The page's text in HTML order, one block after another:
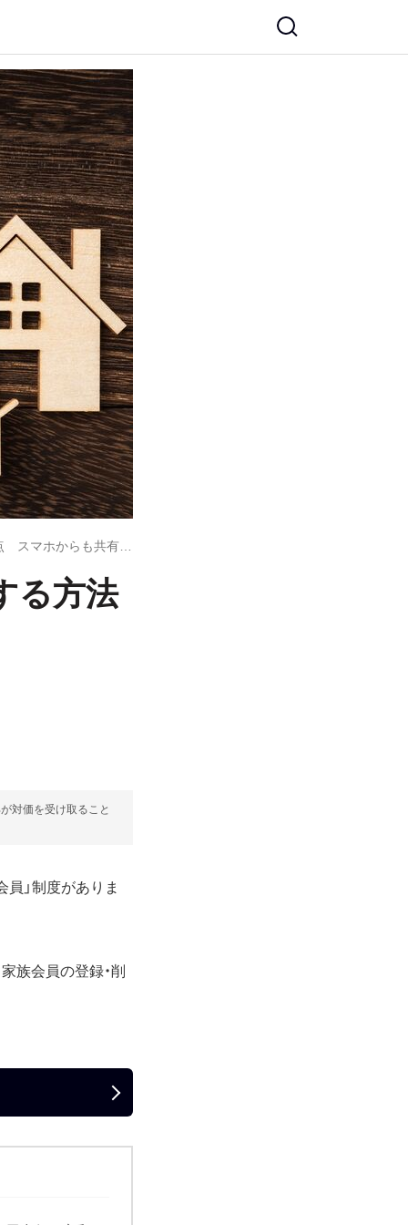
る方法
対価を受け取ること
員」制度がありま
族会員の登録・削